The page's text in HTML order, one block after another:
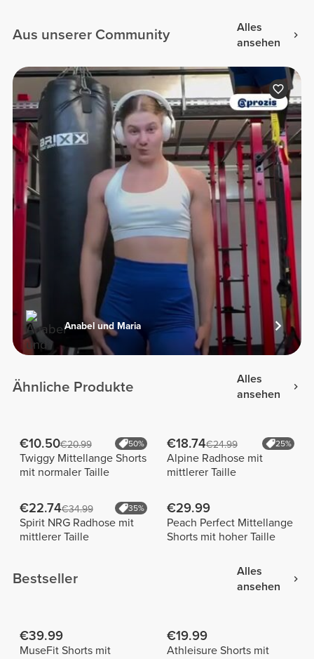
Aus unserer Community
Alles
ansehen
Anabel und Maria
Ähnliche Produkte
Alles
ansehen
€10.50€20.99 50%
Twiggy Mittellange Shorts
mit normaler Taille
€18.74€24.99 25%
Alpine Radhose mit
mittlerer Taille
€22.74€34.99 35%
Spirit NRG Radhose mit
mittlerer Taille
€29.99
Peach Perfect Mittellange
Shorts mit hoher Taille
Bestseller
Alles
ansehen
€39.99
MuseFit Shorts mit
€19.99
Athleisure Shorts mit